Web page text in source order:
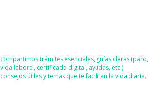
compartimos trámites esenciales, guías claras (paro,
vida laboral, certificado digital, ayudas, etc.),
consejos útiles y temas que te facilitan la vida diaria.